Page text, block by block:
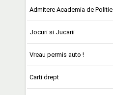
Admitere Academia de Politie
Jocuri si Jucarii
Vreau permis auto !
Carti drept